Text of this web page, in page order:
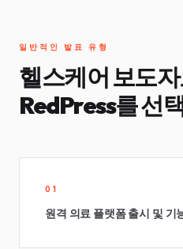
일반적인 발표 유형
헬스케어 보도
RedPress를 선
01
원격 의료 플랫폼 출시 및 기